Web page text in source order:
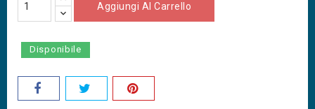
Aggiungi Al Carrello
Disponibile